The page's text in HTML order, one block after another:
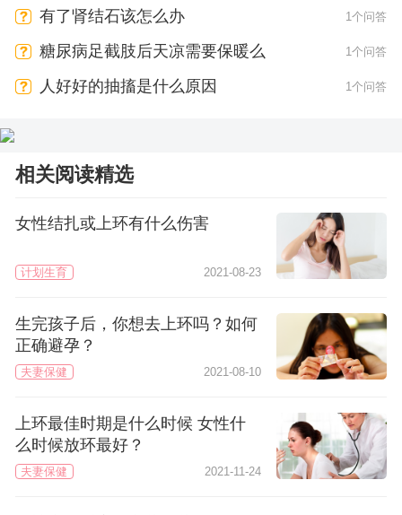
有了肾结石该怎么办 1个问答
糖尿病足截肢后天凉需要保暖么 1个问答
人好好的抽搐是什么原因 1个问答
相关阅读精选
女性结扎或上环有什么伤害
计划生育 2021-08-23
生完孩子后，你想去上环吗？如何
正确避孕？
夫妻保健 2021-08-10
上环最佳时期是什么时候 女性什
么时候放环最好？
夫妻保健 2021-11-24